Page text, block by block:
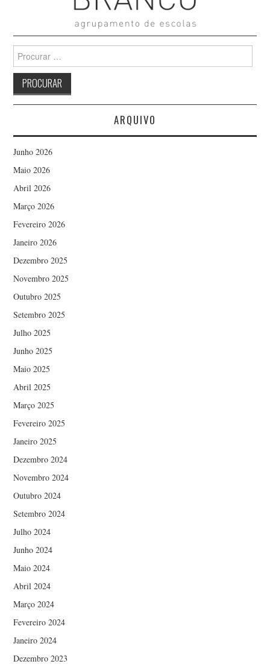
Search
for:
ARQUIVO
Junho 2026
Maio 2026
Abril 2026
Março 2026
Fevereiro 2026
Janeiro 2026
Dezembro 2025
Novembro 2025
Outubro 2025
Setembro 2025
Julho 2025
Junho 2025
Maio 2025
Abril 2025
Março 2025
Fevereiro 2025
Janeiro 2025
Dezembro 2024
Novembro 2024
Outubro 2024
Setembro 2024
Julho 2024
Junho 2024
Maio 2024
Abril 2024
Março 2024
Fevereiro 2024
Janeiro 2024
Dezembro 2023